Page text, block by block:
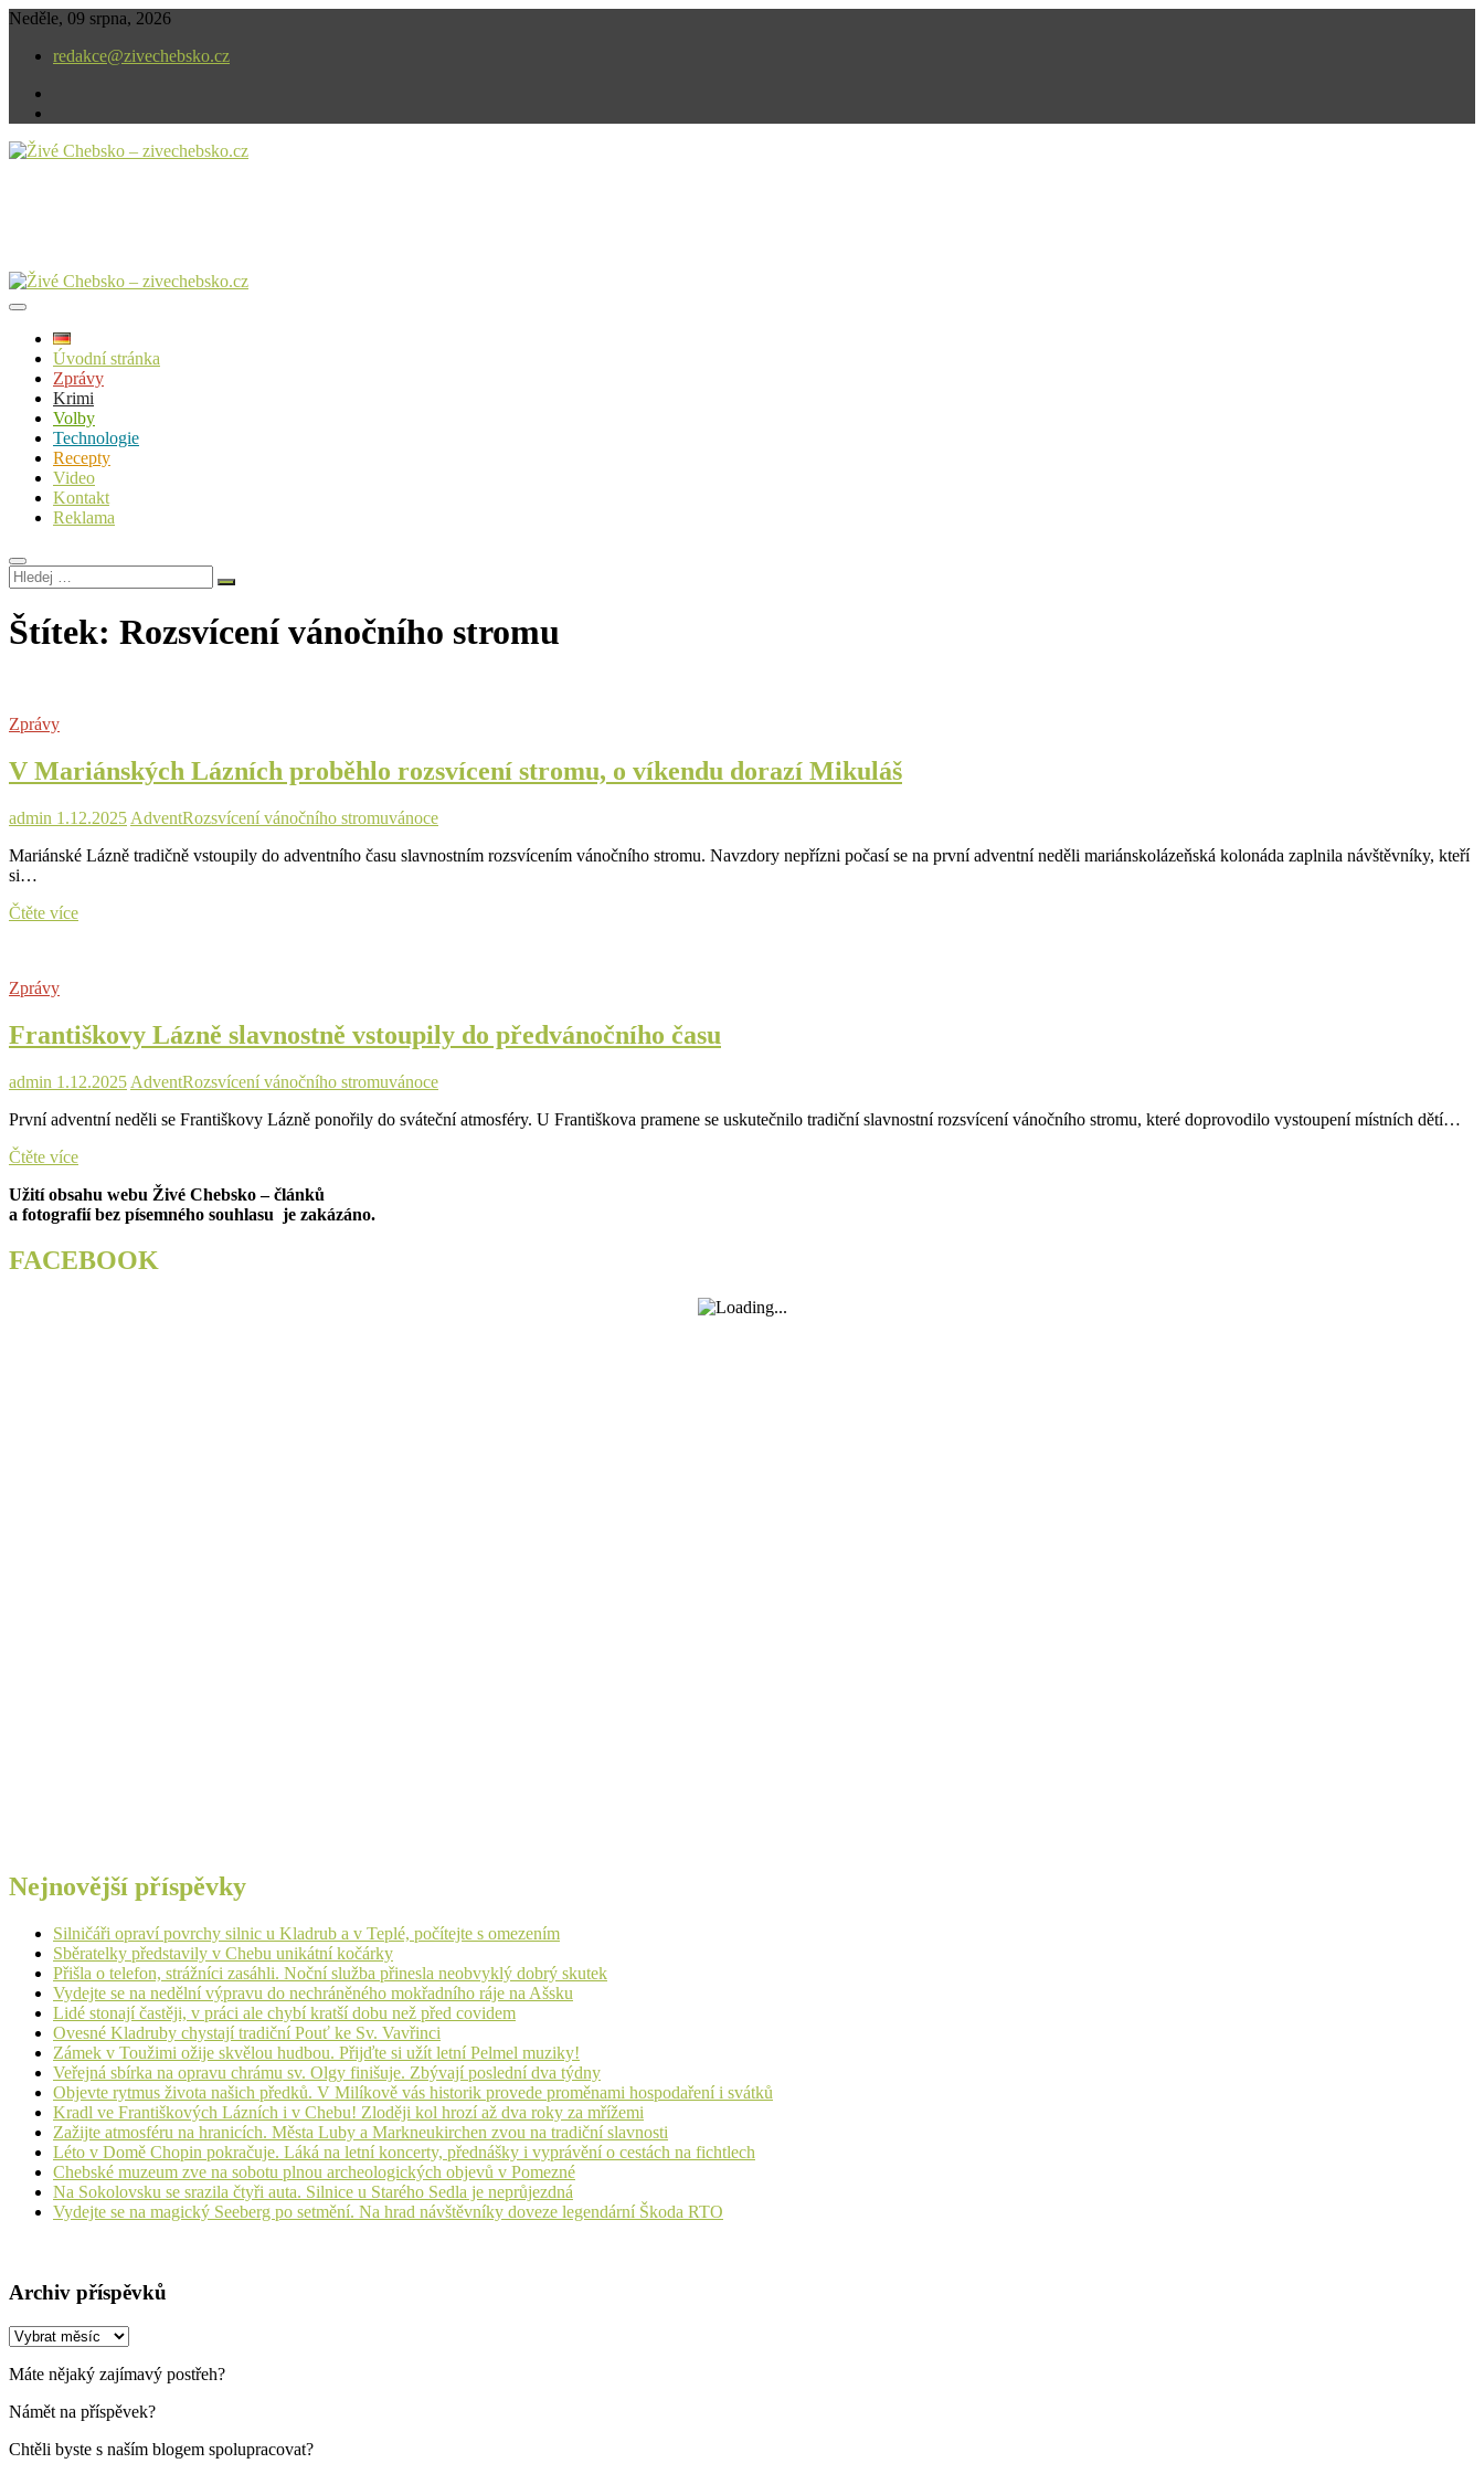
Skip
content
Neděle, 09 srpna, 2026
redakce@zivechebsko.cz
Úvodní stránka
Zprávy
Krimi
Volby
Technologie
Recepty
Video
Kontakt
Reklama
Hledej
…
Štítek: Rozsvícení vánočního stromu
Zprávy
V Mariánských Lázních proběhlo rozsvícení stromu, o víkendu dorazí Mikuláš
admin 1.12.2025 AdventRozsvícení vánočního stromuvánoce
Mariánské Lázně tradičně vstoupily do adventního času slavnostním rozsvícením vánočního stromu. Navzdory nepřízni počasí se na první adventní neděli mariánskolázeňská kolonáda zaplnila návštěvníky, kteří
si…
Čtěte víceV
o
víkendu
Mikuláš
Zprávy
Františkovy Lázně slavnostně vstoupily do předvánočního času
admin 1.12.2025 AdventRozsvícení vánočního stromuvánoce
První adventní neděli se Františkovy Lázně ponořily do sváteční atmosféry. U Františkova pramene se uskutečnilo tradiční slavnostní rozsvícení vánočního stromu, které doprovodilo vystoupení místních dětí…
Čtěte víceFrantiškovy
slavnostně
vstoupily
předvánočního
času
Užití obsahu webu Živé Chebsko – článků
a fotografií bez písemného souhlasu je zakázáno.
FACEBOOK
Nejnovější příspěvky
Silničáři opraví povrchy silnic u Kladrub a v Teplé, počítejte s omezením
Sběratelky představily v Chebu unikátní kočárky
Přišla o telefon, strážníci zasáhli. Noční služba přinesla neobvyklý dobrý skutek
Vydejte se na nedělní výpravu do nechráněného mokřadního ráje na Ašsku
Lidé stonají častěji, v práci ale chybí kratší dobu než před covidem
Ovesné Kladruby chystají tradiční Pouť ke Sv. Vavřinci
Zámek v Toužimi ožije skvělou hudbou. Přijďte si užít letní Pelmel muziky!
Veřejná sbírka na opravu chrámu sv. Olgy finišuje. Zbývají poslední dva týdny
Objevte rytmus života našich předků. V Milíkově vás historik provede proměnami hospodaření i svátků
Kradl ve Františkových Lázních i v Chebu! Zloději kol hrozí až dva roky za mřížemi
Zažijte atmosféru na hranicích. Města Luby a Markneukirchen zvou na tradiční slavnosti
Léto v Domě Chopin pokračuje. Láká na letní koncerty, přednášky i vyprávění o cestách na fichtlech
Chebské muzeum zve na sobotu plnou archeologických objevů v Pomezné
Na Sokolovsku se srazila čtyři auta. Silnice u Starého Sedla je neprůjezdná
Vydejte se na magický Seeberg po setmění. Na hrad návštěvníky doveze legendární Škoda RTO
Archiv příspěvků
Archiv
Máte nějaký zajímavý postřeh?
Námět na příspěvek?
Chtěli byste s naším blogem spolupracovat?